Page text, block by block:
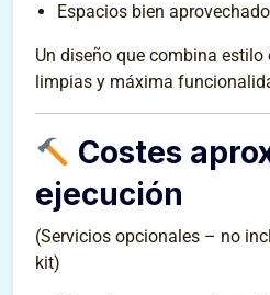
Espacios bien
Un diseño que combina
limpias y máxima
Costes
ejecución
(Servicios opcionales – no
kit)